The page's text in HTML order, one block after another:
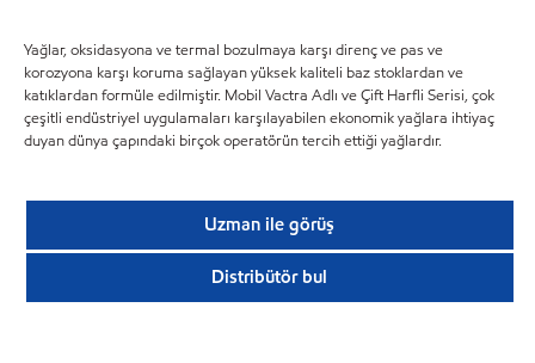
Yağlar, oksidasyona ve termal bozulmaya karşı direnç ve pas ve
korozyona karşı koruma sağlayan yüksek kaliteli baz stoklardan ve
katıklardan formüle edilmiştir. Mobil Vactra Adlı ve Çift Harfli Serisi, çok
çeşitli endüstriyel uygulamaları karşılayabilen ekonomik yağlara ihtiyaç
duyan dünya çapındaki birçok operatörün tercih ettiği yağlardır.
Uzman ile görüş
Distribütör bul